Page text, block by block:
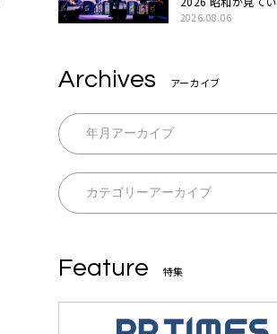
マス!? 』発売＆上映
2026.08.06
Archives アーカイブ
Feature 特集